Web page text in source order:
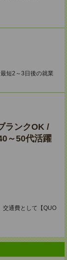
短2～3日後の就業
ランクOK /
～50代活躍
交通費として【QUO